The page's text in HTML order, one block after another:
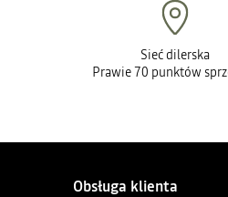
Sieć dilerska
Prawie 70 punktów
Obsługa klienta